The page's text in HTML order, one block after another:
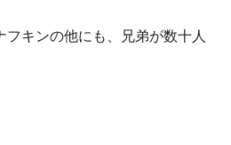
フキンの他にも、兄弟が数十人